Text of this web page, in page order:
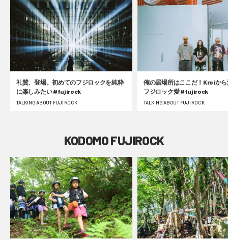
礼賛、登場。初めてのフジロックを純粋
に楽しみたい #fujirock
TALKING ABOUT FUJI ROCK
俺の居場所はここだ！Kroiか
フジロック愛 #fujirock
TALKING ABOUT FUJI ROCK
KODOMO FUJIROCK